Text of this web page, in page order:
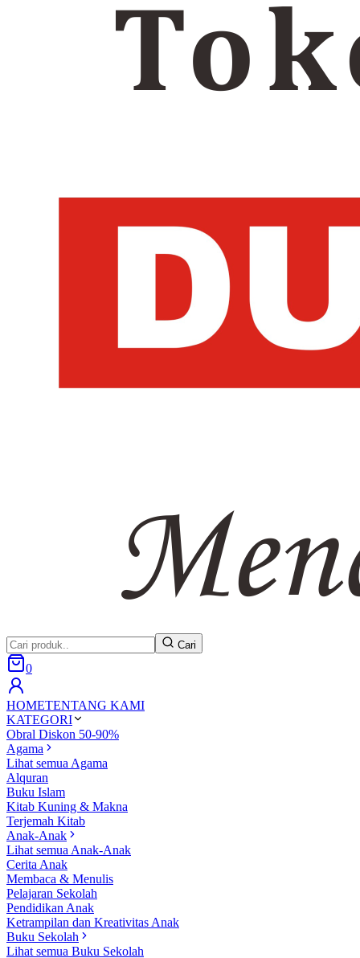
Cari
0
HOMETENTANG KAMI
KATEGORI
Obral Diskon 50-90%
Agama
Lihat semua Agama
Alquran
Buku Islam
Kitab Kuning & Makna
Terjemah Kitab
Anak-Anak
Lihat semua Anak-Anak
Cerita Anak
Membaca & Menulis
Pelajaran Sekolah
Pendidikan Anak
Ketrampilan dan Kreativitas Anak
Buku Sekolah
Lihat semua Buku Sekolah